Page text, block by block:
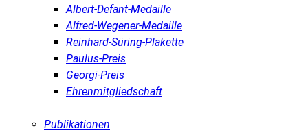
Albert-Defant-Medaille
Alfred-Wegener-Medaille
Reinhard-Süring-Plakette
Paulus-Preis
Georgi-Preis
Ehrenmitgliedschaft
Publikationen